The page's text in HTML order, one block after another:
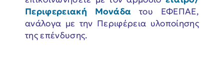
Περιφερειακή Μονάδα του ΕΦΕΠΑΕ,
ανάλογα με την Περιφέρεια υλοποίησης
της επένδυσης.